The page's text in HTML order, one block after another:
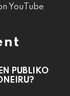
YouTube
PÚBLIKO